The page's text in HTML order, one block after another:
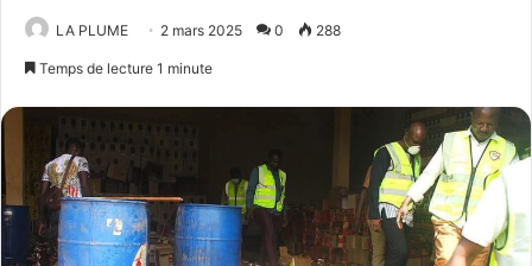
LA PLUME 2 mars 2025 0 288
Temps de lecture 1 minute